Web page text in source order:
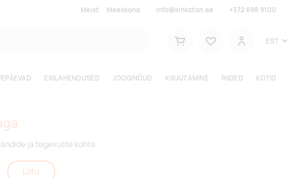
Meist Meeskond info@kinkston.ee +372 698 9100
Ostukorv
Kasutaja
EST
ERILAHENDUSED JOOGINÕUD KIRJUTAMINE RIIDED KOTID
ja tegevuste kohta.
Liitu